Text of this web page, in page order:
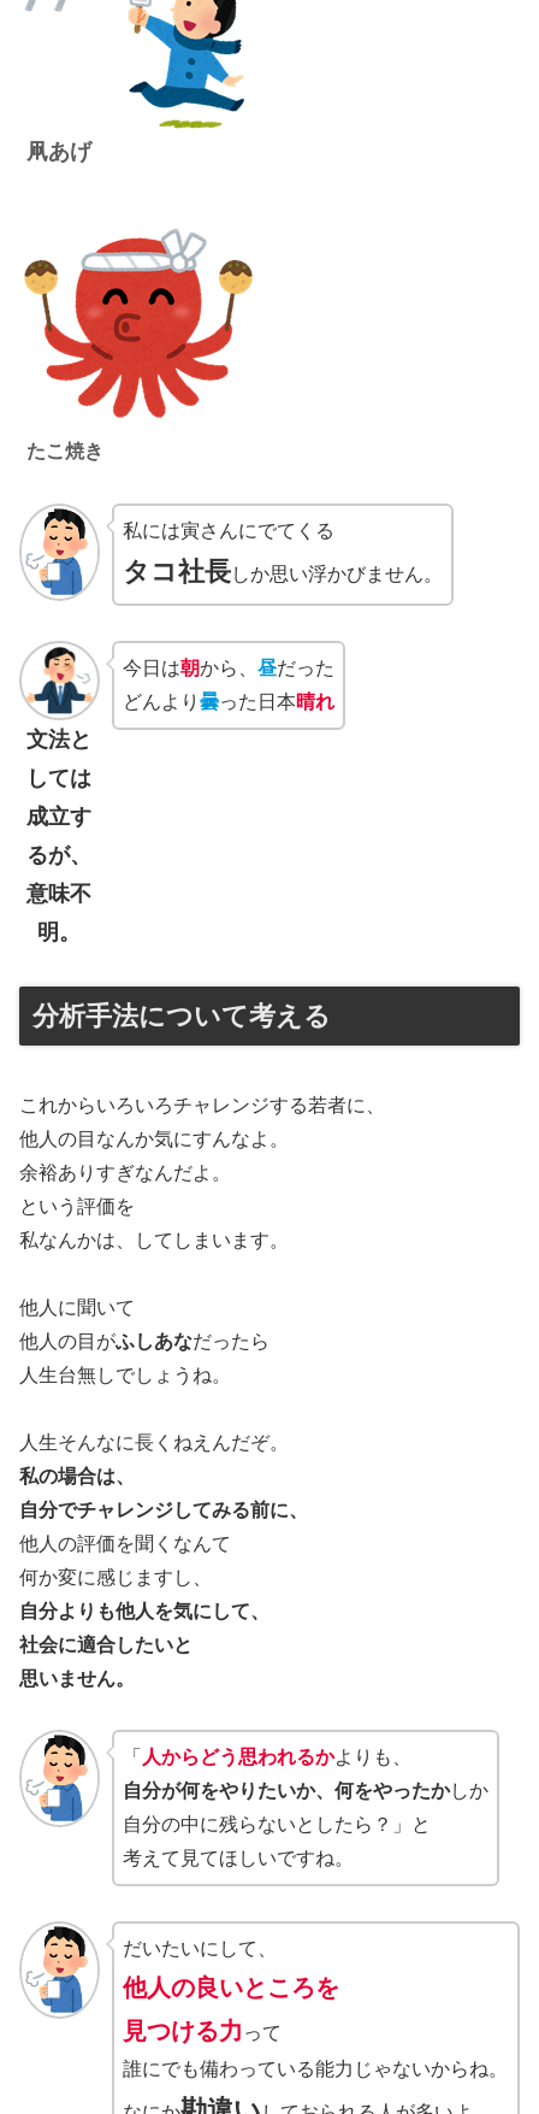
凧あげ
たこ焼き
私には寅さんにでてくる
タコ社長しか思い浮かびません。
文法と
しては
成立す
るが、
意味不
明。
今日は朝から、 昼だった
どんより 曇った日本晴れ
分析手法について考える
これからいろいろチャレンジする若者に、
他人の目なんか気にすんなよ。
余裕ありすぎなんだよ。
という評価を
私なんかは、してしまいます。
他人に聞いて
他人の目がふしあなだったら
人生台無しでしょうね。
人生そんなに長くねえんだぞ。
私の場合は、
自分でチャレンジしてみる前に、
他人の評価を聞くなんて
何か変に感じますし、
自分よりも他人を気にして、
社会に適合したいと
思いません。
「 人からどう思われるかよりも、
自分が何をやりたいか、何をやったかしか
自分の中に残らないとしたら？」と
考えて見てほしいですね。
だいたいにして、
他人の良いところを
見つける力 って
誰にでも備わっている能力じゃないからね。